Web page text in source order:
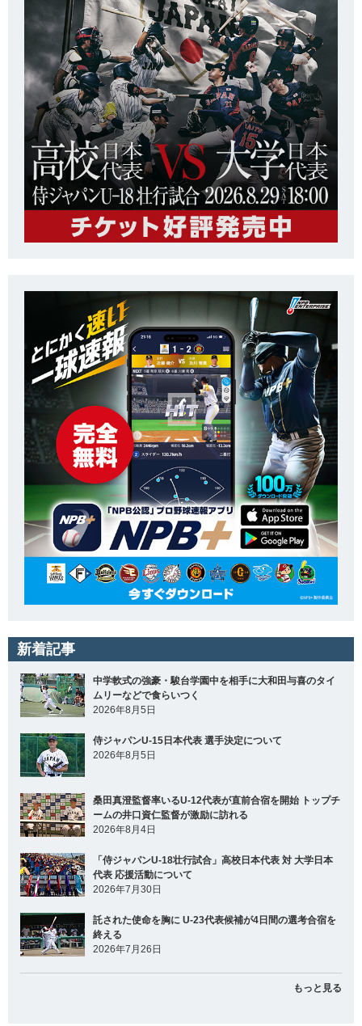
新着記事
中学軟式の強豪・駿台学園中を相手に大和田与喜のタイ
ムリーなどで食らいつく
2026年8月5日
侍ジャパンU-15日本代表 選手決定について
2026年8月5日
桑田真澄監督率いるU-12代表が直前合宿を開始 トップチ
ームの井口資仁監督が激励に訪れる
2026年8月4日
「侍ジャパンU-18壮行試合」高校日本代表 対 大学日本
代表 応援活動について
2026年7月30日
託された使命を胸に U-23代表候補が4日間の選考合宿を
終える
2026年7月26日
もっと見る